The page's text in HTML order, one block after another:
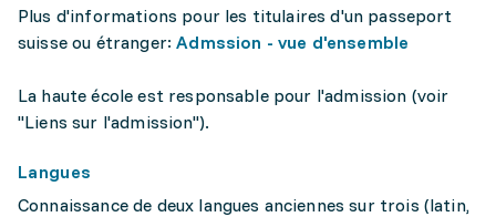
Plus d'informations pour les titulaires d'un passeport
suisse ou étranger:Admssion - vue d'ensemble
La haute école est responsable pour l'admission (voir
"Liens sur l'admission").
Langues
Connaissance de deux langues anciennes sur trois (latin,